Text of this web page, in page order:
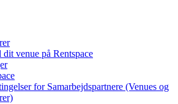
venue på Rentspace
for Samarbejdspartnere (Venues og